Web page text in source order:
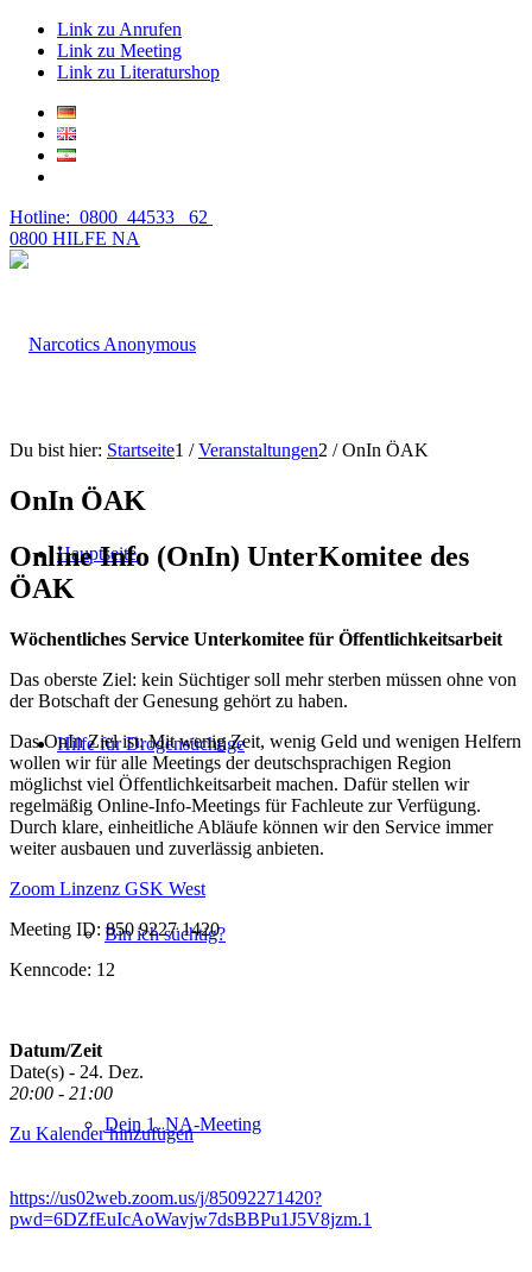
Link zu Anrufen
Link zu Meeting
Link zu Literaturshop
Hotline: 0800 44533 62
0800 HILFE NA
Hauptseite
Hilfe für Drogensüchtige
Bin ich süchtig?
Dein 1. NA-Meeting
Du bist hier: Startseite1 / Veranstaltungen2 / OnIn ÖAK
OnIn ÖAK
Online Info (OnIn) UnterKomitee des
ÖAK
Wöchentliches Service Unterkomitee für Öffentlichkeitsarbeit
Das oberste Ziel: kein Süchtiger soll mehr sterben müssen ohne von
der Botschaft der Genesung gehört zu haben.
Das OnIn Ziel ist: Mit wenig Zeit, wenig Geld und wenigen Helfern
wollen wir für alle Meetings der deutschsprachigen Region
möglichst viel Öffentlichkeitsarbeit machen. Dafür stellen wir
regelmäßig Online-Info-Meetings für Fachleute zur Verfügung.
Durch klare, einheitliche Abläufe können wir den Service immer
weiter ausbauen und zuverlässig anbieten.
Zoom Linzenz GSK West
Meeting ID: 850 9227 1420
Kenncode: 12
Datum/Zeit
Date(s) - 24. Dez.
20:00 - 21:00
Zu Kalender hinzufügen
https://us02web.zoom.us/j/85092271420?
pwd=6DZfEuIcAoWavjw7dsBBPu1J5V8jzm.1